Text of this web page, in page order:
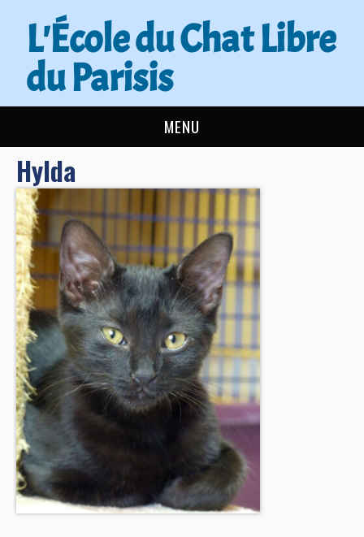
L'École du Chat Libre
du Parisis
MENU
L’ÉCOLE DU CHAT
ACTUALITÉS
ADOPTER
NOUS AIDER
CONTACT
BOUTIQUE
FORUM
Hylda